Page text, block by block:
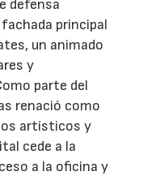
defensa
principal
un animado
y
parte del
renació como
artísticos y
cede a la
a la oficina y